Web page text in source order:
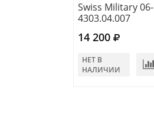
Swiss Military 06-
4303.04.007
14 200
НЕТ В
НАЛИЧИИ